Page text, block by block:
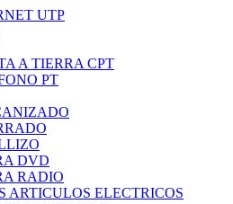
UTP
A TIERRA CPT
PT
DVD
RADIO
ARTICULOS ELECTRICOS